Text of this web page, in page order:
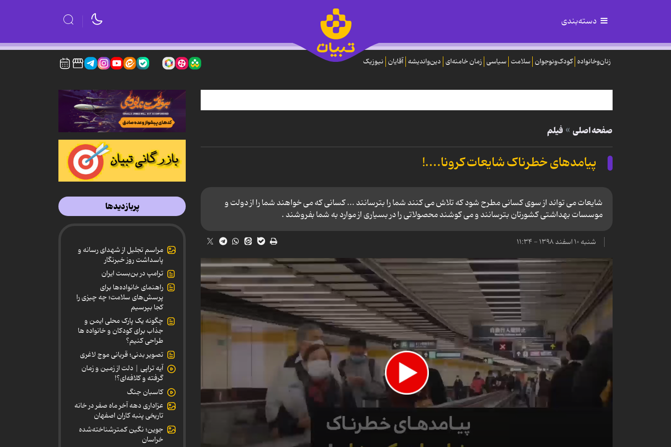
دسته‌بندی
زنان‌وخانواده کودک‌ونوجوان سلامت سیاسی زمان خامنه‌ای دین‌واندیشه آقایان نیوزیک
صفحه اصلی فیلم
پیامدهای خطرناک شایعات کرونا....!
شایعات می تواند از سوی کسانی مطرح شود که تلاش می کنند شما را بترسانند ... کسانی که می خواهند شما را از دولت و
موسسات بهداشتی کشورتان بترسانند و می کوشند محصولاتی را در بسیاری از موارد به شما بفروشند .
شنبه ۱۰ اسفند ۱۳۹۸ - ۱۱:۳۴
پربازدیدها
مراسم تجلیل از شهدای رسانه و
پاسداشت روز خبرنگار
ترامپ در بن‌بست ایران
راهنمای خانواده‌ها برای
پرسش‌های سلامت؛ چه چیزی را
کجا بپرسیم
چگونه یک پارک محلی ایمن و
جذاب برای کودکان و خانواده ها
طراحی کنیم؟
تصویر بدنی؛ قربانی موج لاغری
آیه تراپی | دلت از زمین و زمان
گرفته و کلافه‌ای؟!
کاسبان جنگ
عزاداری دهه آخر ماه صفر در خانه
تاریخی پنبه کاران اصفهان
جوین؛ نگین کمترشناخته‌شده
خراسان